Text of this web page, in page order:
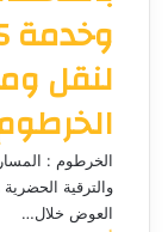
لنقل
الخرطوم :
والترقية
العوض خلال…